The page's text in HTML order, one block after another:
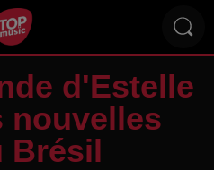
d'Estelle
nouvelles
Brésil